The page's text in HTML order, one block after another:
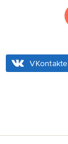
VKontakte